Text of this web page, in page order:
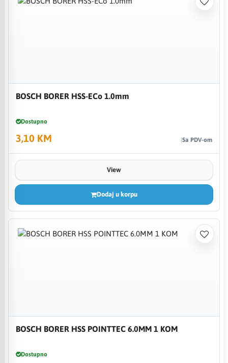
BOSCH BORER HSS-ECo 1.0mm
Dostupno
3,10 KM Sa PDV-om
View
Dodaj u korpu
BOSCH BORER HSS POINTTEC 6.0MM 1 KOM
Dostupno